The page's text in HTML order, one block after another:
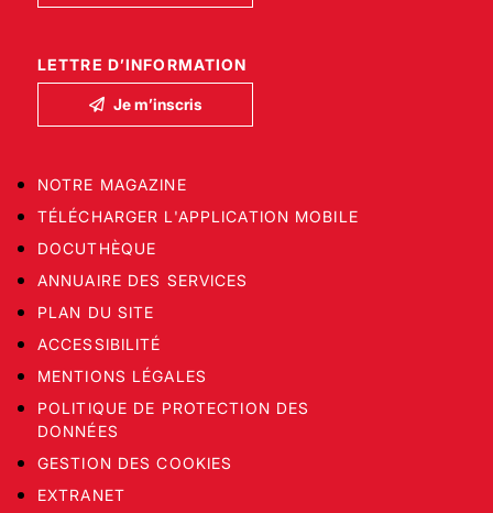
LETTRE D’INFORMATION
Je m’inscris
NOTRE MAGAZINE
TÉLÉCHARGER L'APPLICATION MOBILE
DOCUTHÈQUE
ANNUAIRE DES SERVICES
PLAN DU SITE
ACCESSIBILITÉ
MENTIONS LÉGALES
POLITIQUE DE PROTECTION DES
DONNÉES
GESTION DES COOKIES
EXTRANET